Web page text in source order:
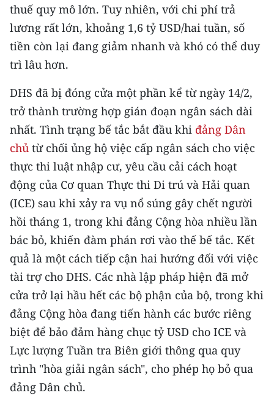
Media Xã hội
Media Pháp luật
Media Du lịch
Media Thế giới
Media Thể thao
Media Giáo dục
Media Y tế
Media Khoa học - Công nghệ
Media Môi trường
Ảnh
Infographic
TIN MỚI
TIN ĐỊA PHƯƠNG
Trung du và miền núi phía Bắc
thuế quy mô lớn. Tuy nhiên, với chi phí trả
lương rất lớn, khoảng 1,6 tỷ USD/hai tuần, số
tiền còn lại đang giảm nhanh và khó có thể duy
trì lâu hơn.
DHS đã bị đóng cửa một phần kể từ ngày 14/2,
trở thành trường hợp gián đoạn ngân sách dài
nhất. Tình trạng bế tắc bắt đầu khi đảng Dân
chủ từ chối ủng hộ việc cấp ngân sách cho việc
thực thi luật nhập cư, yêu cầu cải cách hoạt
động của Cơ quan Thực thi Di trú và Hải quan
(ICE) sau khi xảy ra vụ nổ súng gây chết người
hồi tháng 1, trong khi đảng Cộng hòa nhiều lần
bác bỏ, khiến đàm phán rơi vào thế bế tắc. Kết
quả là một cách tiếp cận hai hướng đối với việc
tài trợ cho DHS. Các nhà lập pháp hiện đã mở
cửa trở lại hầu hết các bộ phận của bộ, trong khi
đảng Cộng hòa đang tiến hành các bước riêng
biệt để bảo đảm hàng chục tỷ USD cho ICE và
Lực lượng Tuần tra Biên giới thông qua quy
trình "hòa giải ngân sách", cho phép họ bỏ qua
đảng Dân chủ.